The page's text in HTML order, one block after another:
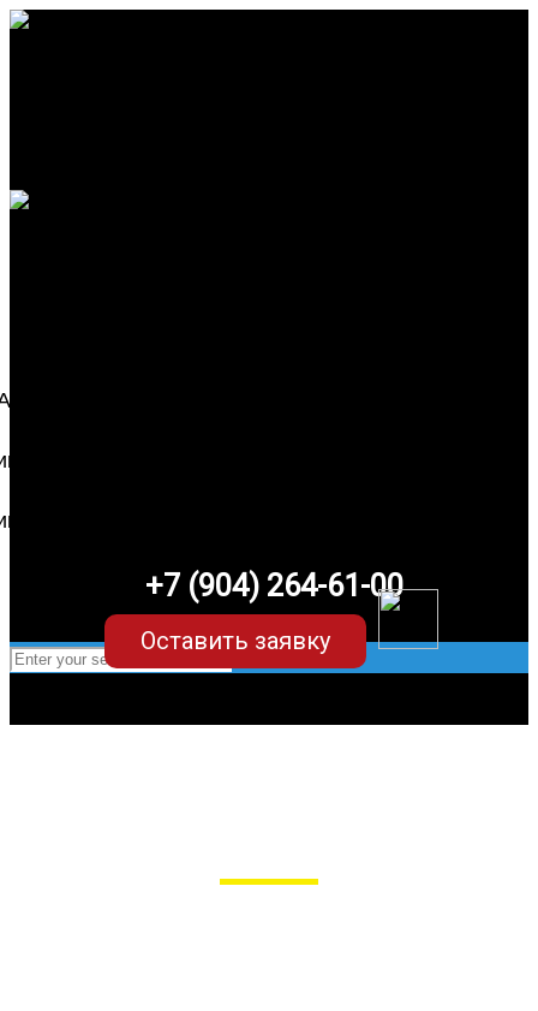
+7 (904) 264-61-00
Оставить заявку